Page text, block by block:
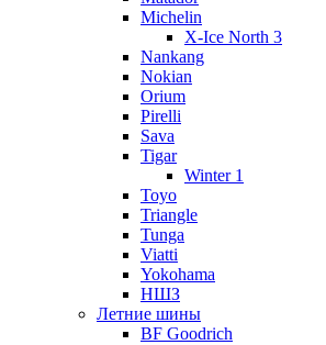
Michelin
X-Ice North 3
Nankang
Nokian
Orium
Pirelli
Sava
Tigar
Winter 1
Toyo
Triangle
Tunga
Viatti
Yokohama
НШЗ
Летние шины
BF Goodrich